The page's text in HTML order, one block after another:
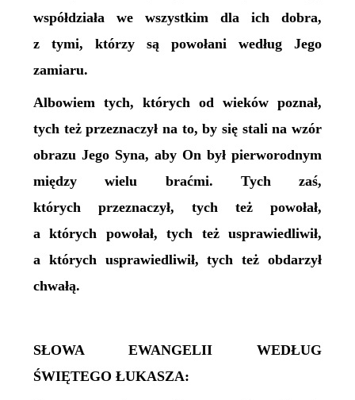
współdziała we wszystkim dla ich dobra,
z tymi, którzy są powołani według Jego
zamiaru.
Albowiem tych, których od wieków poznał,
tych też przeznaczył na to, by się stali na wzór
obrazu Jego Syna, aby On był pierworodnym
między wielu braćmi. Tych zaś,
których przeznaczył, tych też powołał,
a których powołał, tych też usprawiedliwił,
a których usprawiedliwił, tych też obdarzył
chwałą.
SŁOWA EWANGELII WEDŁUG
ŚWIĘTEGO ŁUKASZA: